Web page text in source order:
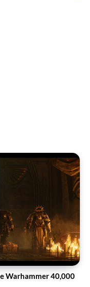
Warhammer 40,000